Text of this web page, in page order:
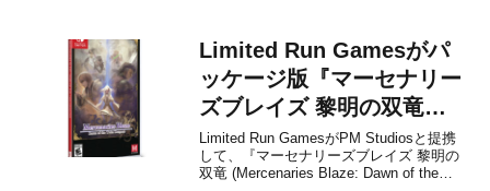
Limited Run Gamesがパ
ッケージ版『マーセナリー
ズブレイズ 黎明の双竜』
の予約受付を6月1日より開
始すると発表！
Limited Run GamesがPM Studiosと提携
して、『マーセナリーズブレイズ 黎明の
双竜 (Mercenaries Blaze: Dawn of the